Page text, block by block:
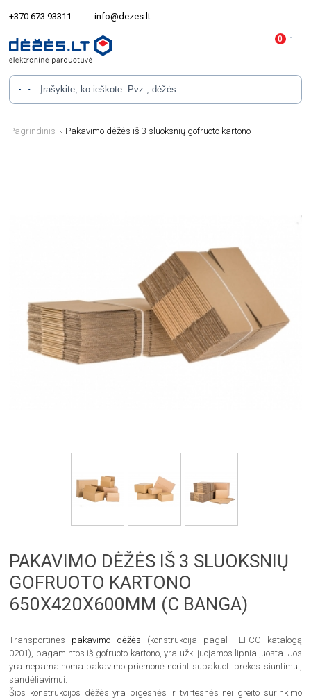
+370 673 93311 info@dezes.lt
Pagrindinis Pakavimo dėžės iš 3 sluoksnių gofruoto kartono
PAKAVIMO DĖŽĖS IŠ 3 SLUOKSNIŲ
GOFRUOTO KARTONO
650X420X600MM (C BANGA)
Transportinės pakavimo dėžės (konstrukcija pagal FEFCO katalogą
0201), pagamintos iš gofruoto kartono, yra užklijuojamos lipnia juosta. Jos
yra nepamainoma pakavimo priemonė norint supakuoti prekes siuntimui,
sandėliavimui.
Šios konstrukcijos dėžės yra pigesnės ir tvirtesnės nei greito surinkimo